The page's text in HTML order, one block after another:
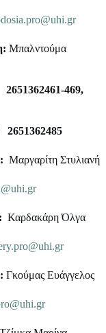
Μπαλντούμα
469,
Μαργαρίτη Στυλιανή
Καρδακάρη Όλγα
Γκούμας Ευάγγελος